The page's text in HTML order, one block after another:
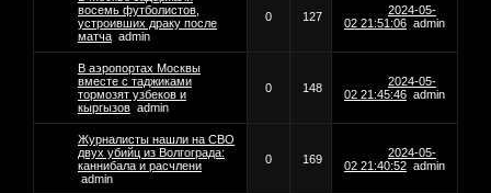
восемь футболистов,
устроивших драку после
матча admin
0 127
2024-05-
02 21:51:06 admin
В аэропортах Москвы
вместе с таджиками
тормозят узбеков и
кыргызов admin
0 148
2024-05-
02 21:45:46 admin
Журналисты нашли на СВО
двух убийц из Волгограда:
каннибала и расчлени
admin
0 169
2024-05-
02 21:40:52 admin